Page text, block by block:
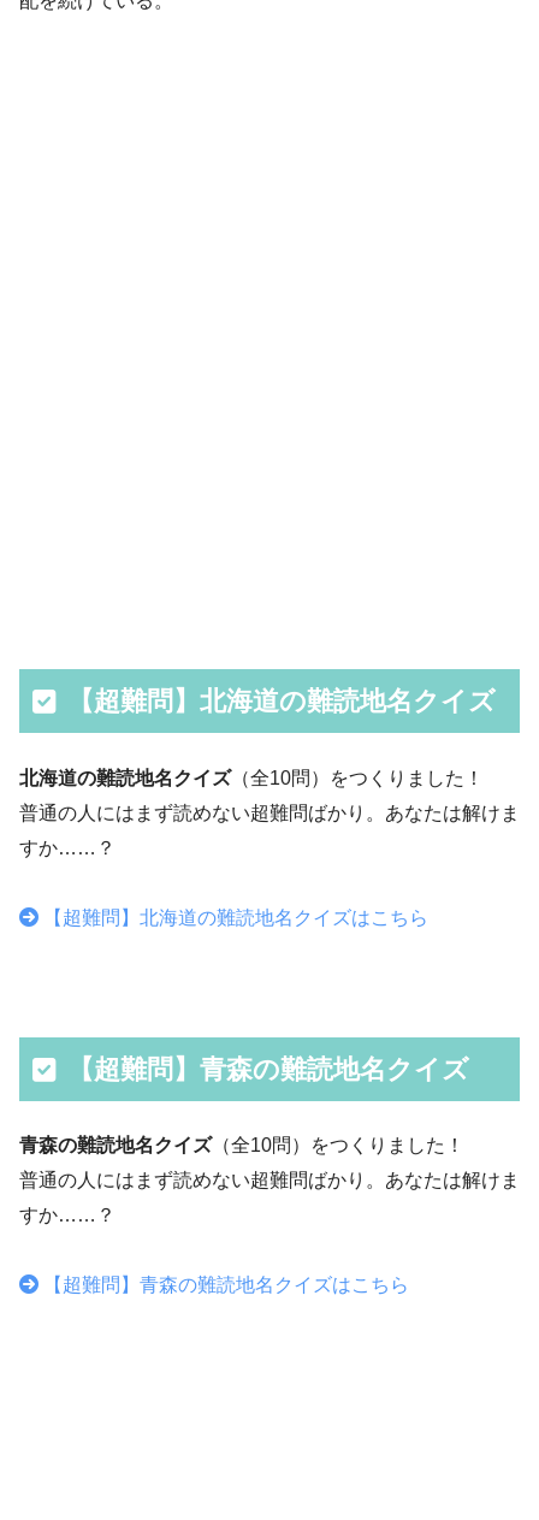
【超難問】北海道の難読地名クイズ
北海道の難読地名クイズ（全10問）をつくりました！
普通の人にはまず読めない超難問ばかり。あなたは解けま
すか……？
【超難問】北海道の難読地名クイズはこちら
【超難問】青森の難読地名クイズ
青森の難読地名クイズ（全10問）をつくりました！
普通の人にはまず読めない超難問ばかり。あなたは解けま
すか……？
【超難問】青森の難読地名クイズはこちら